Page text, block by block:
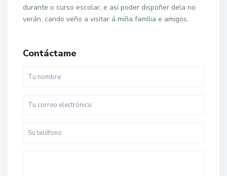
durante o curso escolar, e así poder dispoñer dela no
verán, cando veño a visitar á miña familia e amigos.
Contáctame